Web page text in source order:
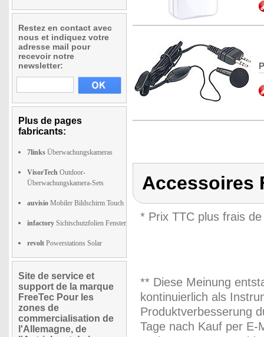
Restez en contact avec
nous et indiquez votre
adresse mail pour
recevoir notre
newsletter:
Plus de pages
fabricants:
7links Überwachungskameras
VisorTech Outdoor-
Überwachungskamera-Sets
auvisio Mobiler Bildschirm Touch
infactory Sichtschutzfolien Fenster
revolt Powerstations Solar
Site de service et
support de la marque
FreeTec Pour les
zones de
commercialisation de
l'Allemagne, de
Accessoires
* Prix TTC plus frais
** Diese Meinung
kontinuierlich als
Produktverbesserung
Tage nach Kauf per E-